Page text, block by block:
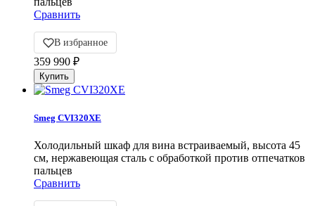
Сравнить
В избранное
359 990 ₽
Smeg CVI320XE
Холодильный шкаф для вина встраиваемый, высота 45
см, нержавеющая сталь с обработкой против отпечатков
пальцев
Сравнить